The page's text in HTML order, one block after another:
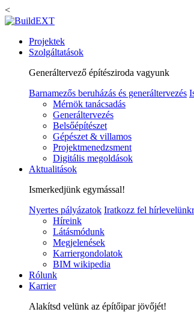
<
Projektek
Szolgáltatások
Generáltervező építésziroda vagyunk
Barnamezős beruházás és generáltervezés
Mérnök tanácsadás
Generáltervezés
Belsőépítészet
Gépészet & villamos
Projektmenedzsment
Digitális megoldások
Aktualitások
Ismerkedjünk egymással!
Nyertes pályázatok Iratkozz fel
Híreink
Látásmódunk
Megjelenések
Karriergondolatok
BIM wikipedia
Rólunk
Karrier
Alakítsd velünk az építőipar jövőjét!